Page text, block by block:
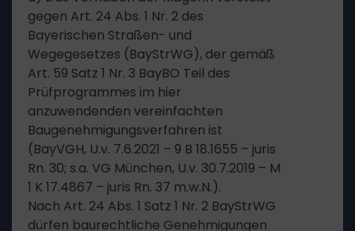
gegen Art. 24 Abs. 1 Nr. 2 des
Bayerischen Straßen- und
Wegegesetzes (BayStrWG), der gemäß
Art. 59 Satz 1 Nr. 3 BayBO Teil des
Prüfprogrammes im hier
anzuwendenden vereinfachten
Baugenehmigungsverfahren ist
(BayVGH, U.v. 7.6.2021 – 9 B 18.1655 – juris
Rn. 30; s.a. VG München, U.v. 30.7.2019 – M
1 K 17.4867 – juris Rn. 37 m.w.N.).
Nach Art. 24 Abs. 1 Satz 1 Nr. 2 BayStrWG
dürfen baurechtliche Genehmigungen